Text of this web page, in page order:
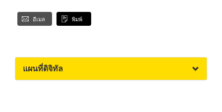
อีเมล พิมพ์
แผนที่ดิจิทัล